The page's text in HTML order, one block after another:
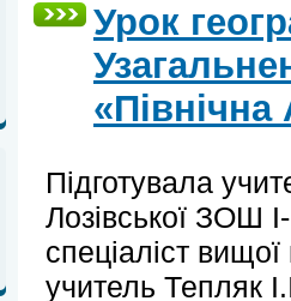
Урок
Підготувала
Лозівської ЗОШ
спеціаліст
учитель Тепляк